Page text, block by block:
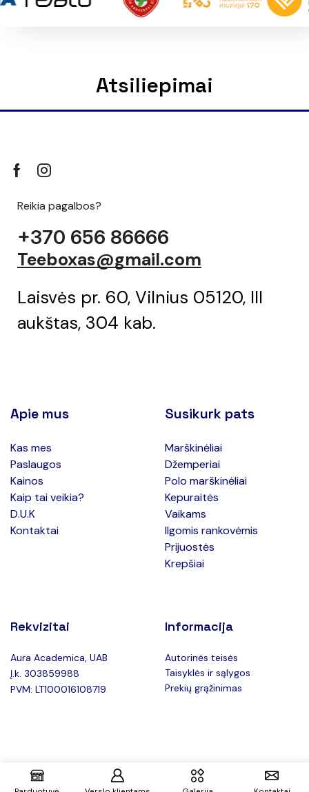
Atsiliepimai
Reikia pagalbos?
+370 656 86666
Teeboxas@gmail.com
Laisvės pr. 60, Vilnius 05120, III
aukštas, 304 kab.
Apie mus
Kas mes
Paslaugos
Kainos
Kaip tai veikia?
D.U.K
Kontaktai
Susikurk pats
Marškinėliai
Džemperiai
Polo marškinėliai
Kepuraitės
Vaikams
Ilgomis rankovėmis
Prijuostės
Krepšiai
Rekvizitai
Aura Academica, UAB
Į.k. 303859988
PVM: LT100016108719
Informacija
Autorinės teisės
Taisyklės ir sąlygos
Prekių grąžinimas
Copyright © 2025 Teeboxas.lt – Privatumo politika